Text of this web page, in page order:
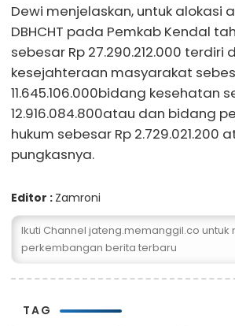
Dewi menjelaskan, untuk alokasi
DBHCHT pada Pemkab Kendal
sebesar Rp 27.290.212.000 terdiri
kesejahteraan masyarakat
11.645.106.000bidang kesehatan
12.916.084.800atau dan bidang
hukum sebesar Rp 2.729.021.200
pungkasnya.
Editor : Zamroni
Ikuti Channel jateng.memanggil.co untuk
perkembangan berita terbaru
TAG